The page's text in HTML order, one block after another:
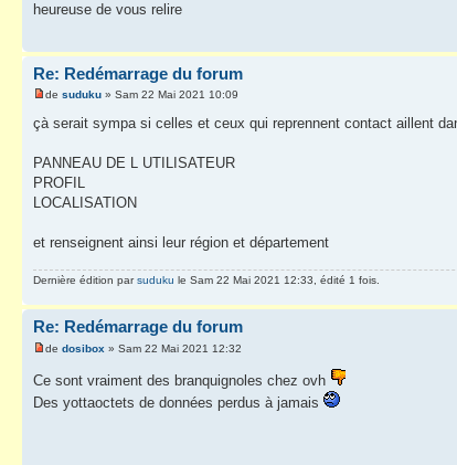
heureuse de vous relire
Re: Redémarrage du forum
de suduku » Sam 22 Mai 2021 10:09
çà serait sympa si celles et ceux qui reprennent contact aillent
PANNEAU DE L UTILISATEUR
PROFIL
LOCALISATION
et renseignent ainsi leur région et département
Dernière édition parsuduku le Sam 22 Mai 2021 12:33, édité 1 fois.
Re: Redémarrage du forum
de dosibox » Sam 22 Mai 2021 12:32
Ce sont vraiment des branquignoles chez ovh
Des yottaoctets de données perdus à jamais